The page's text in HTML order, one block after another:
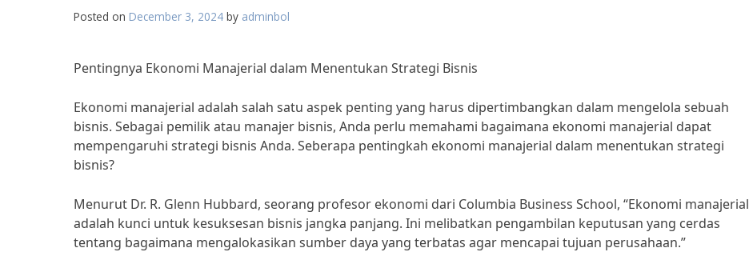
Posted on December 3, 2024 by adminbol
Pentingnya Ekonomi Manajerial dalam Menentukan Strategi Bisnis
Ekonomi manajerial adalah salah satu aspek penting yang harus dipertimbangkan dalam mengelola sebuah
bisnis. Sebagai pemilik atau manajer bisnis, Anda perlu memahami bagaimana ekonomi manajerial dapat
mempengaruhi strategi bisnis Anda. Seberapa pentingkah ekonomi manajerial dalam menentukan strategi
bisnis?
Menurut Dr. R. Glenn Hubbard, seorang profesor ekonomi dari Columbia Business School, “Ekonomi manajerial
adalah kunci untuk kesuksesan bisnis jangka panjang. Ini melibatkan pengambilan keputusan yang cerdas
tentang bagaimana mengalokasikan sumber daya yang terbatas agar mencapai tujuan perusahaan.”